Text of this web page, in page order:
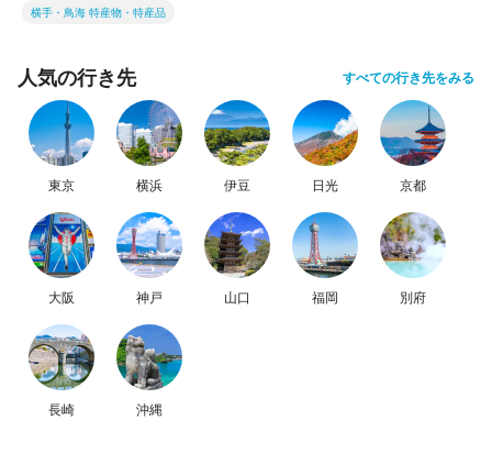
横手・鳥海 特産物・特産品
人気の行き先 すべての行き先をみる
東京 横浜 伊豆 日光 京都
大阪 神戸 山口 福岡 別府
長崎 沖縄